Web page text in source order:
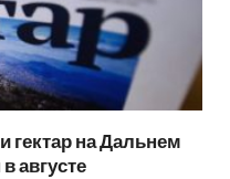
гектар на Дальнем
августе